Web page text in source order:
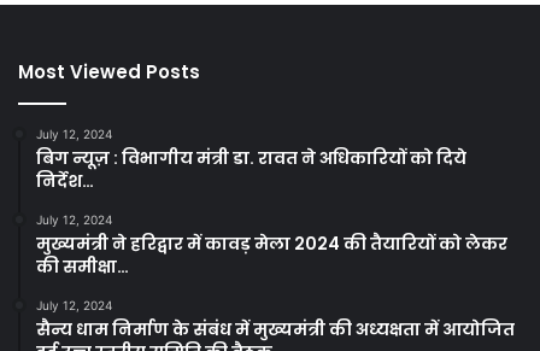
Most Viewed Posts
July 12, 2024
बिग न्यूज़ : विभागीय मंत्री डा. रावत ने अधिकारियों को दिये
निर्देश…
July 12, 2024
मुख्यमंत्री ने हरिद्वार में कावड़ मेला 2024 की तैयारियों को लेकर
की समीक्षा…
July 12, 2024
सैन्य धाम निर्माण के संबंध में मुख्यमंत्री की अध्यक्षता में आयोजित